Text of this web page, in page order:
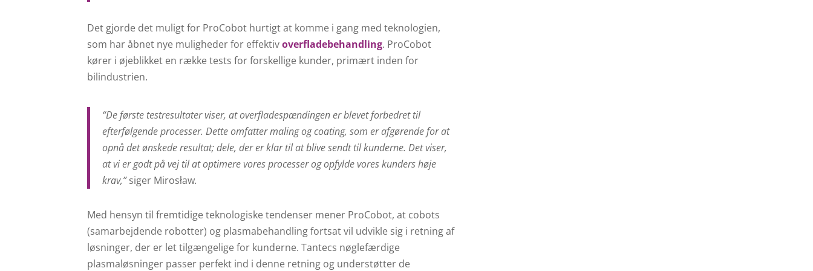
Det gjorde det muligt for ProCobot hurtigt at komme i gang med teknologien,
som har åbnet nye muligheder for effektivoverfladebehandling. ProCobot
kører i øjeblikket en række tests for forskellige kunder, primært inden for
bilindustrien.
“De første testresultater viser, at overfladespændingen er blevet forbedret til
efterfølgende processer. Dette omfatter maling og coating, som er afgørende for at
opnå det ønskede resultat; dele, der er klar til at blive sendt til kunderne. Det viser,
at vi er godt på vej til at optimere vores processer og opfylde vores kunders høje
krav,”siger Mirosław.
Med hensyn til fremtidige teknologiske tendenser mener ProCobot, at cobots
(samarbejdende robotter) og plasmabehandling fortsat vil udvikle sig i retning af
løsninger, der er let tilgængelige for kunderne. Tantecs nøglefærdige
plasmaløsninger passer perfekt ind i denne retning og understøtter de